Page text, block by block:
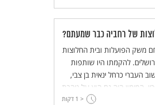
של רחביה כבר שמעתם?
משק הפועלות ובית החלוצות
להקמתו היו שותפות
העברי כרחל ינאית בן צבי,
המימון היה גם הוא על טהרת
חברות "ליגת נשים" מניו
< 1 דקות